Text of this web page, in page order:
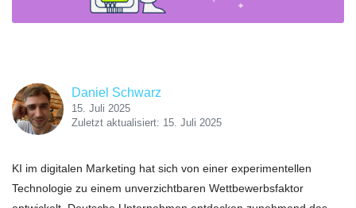
Daniel Schwarz
15. Juli 2025
Zuletzt aktualisiert: 15. Juli 2025
KI im digitalen Marketing hat sich von einer experimentellen
Technologie zu einem unverzichtbaren Wettbewerbsfaktor